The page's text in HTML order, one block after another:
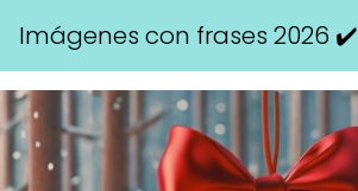
Imágenes con frases 2026 ✔️